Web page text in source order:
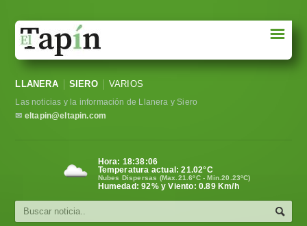
Sociedad
Política
Cultura
☰
LLANERA SIERO VARIOS
Las noticias y la información de Llanera y Siero
✉ eltapin@eltapin.com
Hora: 18:38:07
Temperatura actual:21.02°C
Nubes Dispersas (Max.21.6ºC - Min.20.23ºC)
Humedad: 92% y Viento: 0.89 Km/h